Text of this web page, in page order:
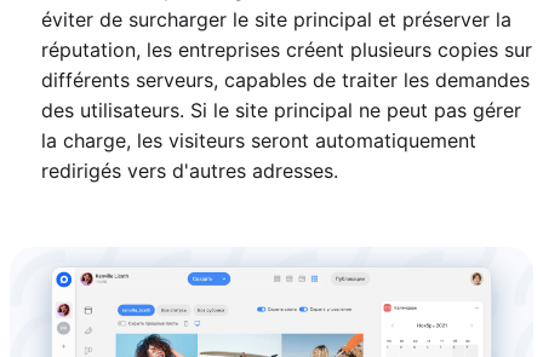
éviter de surcharger le site principal et préserver la
réputation, les entreprises créent plusieurs copies sur
différents serveurs, capables de traiter les demandes
des utilisateurs. Si le site principal ne peut pas gérer
la charge, les visiteurs seront automatiquement
redirigés vers d'autres adresses.